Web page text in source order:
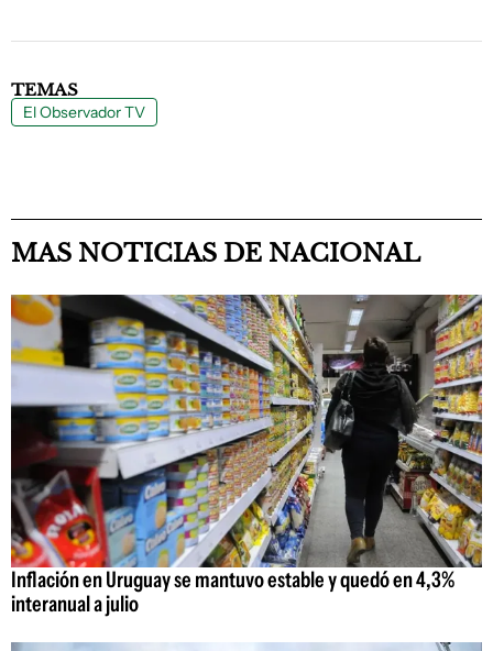
TEMAS
El Observador TV
MAS NOTICIAS DE NACIONAL
Inflación en Uruguay se mantuvo estable y quedó en 4,3%
interanual a julio